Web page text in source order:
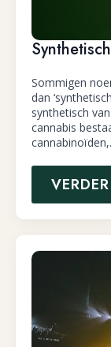
Sommigen
dan
synthetisch
cannabis